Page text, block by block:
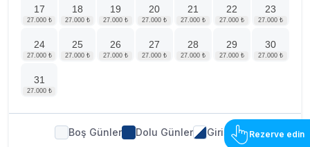
17 18 19 20 21 22 23
24 25 26 27 28 29 30
31
Boş Günler Dolu Günler Giriş ÇıkışRezerve edin